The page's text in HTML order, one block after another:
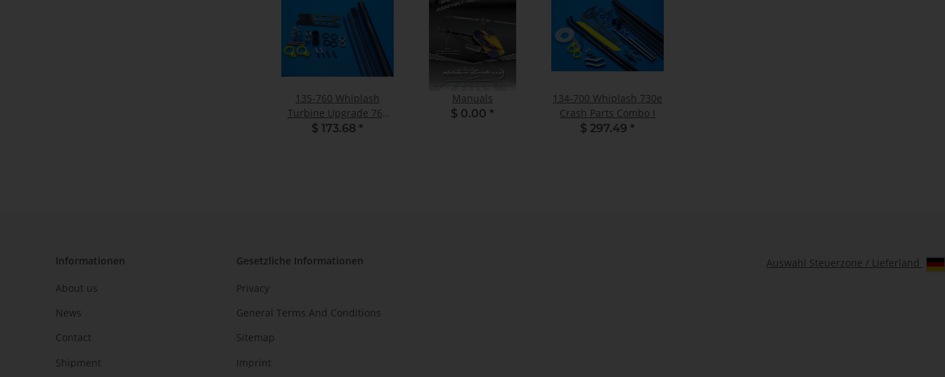
135-760 Whiplash
Turbine Upgrade 760
CF Boom - Set
$ 173.68 *
Manuals
$ 0.00 *
134-700 Whiplash 730e
Crash Parts Combo I
$ 297.49 *
Auswahl Steuerzone / Lieferland
Informationen
About us
News
Contact
Shipment
Gesetzliche Informationen
Privacy
General Terms And Conditions
Sitemap
Imprint